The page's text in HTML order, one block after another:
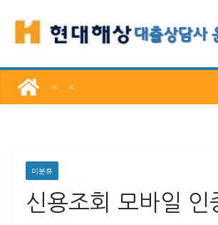
로
너
미분류
신용조회 모바일 인